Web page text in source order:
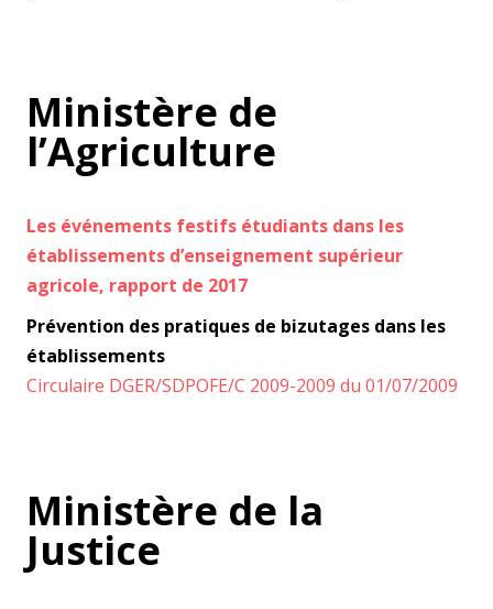
Ministère de
l’Agriculture
Les événements festifs étudiants dans les
établissements d’enseignement supérieur
agricole, rapport de 2017
Prévention des pratiques de bizutages dans les
établissements
Circulaire DGER/SDPOFE/C 2009-2009 du 01/07/2009
Ministère de la
Justice